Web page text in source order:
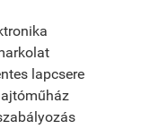
lapcsere